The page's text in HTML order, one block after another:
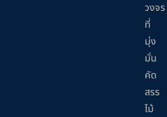
วงจร
ที่
มุ่ง
มั่น
คัด
สรร
ไม้